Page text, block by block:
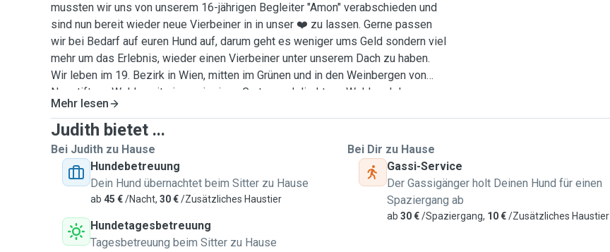
mussten wir uns von unserem 16-jährigen Begleiter "Amon" verabschieden und
sind nun bereit wieder neue Vierbeiner in in unser ❤️ zu lassen. Gerne passen
wir bei Bedarf auf euren Hund auf, darum geht es weniger ums Geld sondern viel
mehr um das Erlebnis, wieder einen Vierbeiner unter unserem Dach zu haben.
Wir leben im 19. Bezirk in Wien, mitten im Grünen und in den Weinbergen von
Neustift am Walde, mit einem riesigen Garten und direkt am Waldrand des
Wienerwaldes. Auch an meinem Arbeitsplatz im 21. Bezirk darf mich euer
Vierbeiner bei Bedarf tagsüber ins Büro begleiten. Dort darf er den ganzen Tag
bei mir sein und auch hier haben wir ein großes Areal mit viel Grünfläche.
Zusätzlich arbeite ich mindestens 1x pro Woche im Homeoffice. Euer Hund ist
auch über Nacht herzlich willkommen, darf bei uns im Schlafzimmer in einem
gemütlichen Bettchen schlafen, Spielzeug ist vorhanden und auch für
ausreichend Streichel- und Spieleinheiten wird definitiv gesorgt. Ich bin sehr
erfahren im Umgang mit Hunden und auch mein Sohn ist 6 Jahre mit Hund
aufgewachsen und geht sehr liebevoll mit Tieren jeder Art um. Achtung: euer
Mehr lesen
Judith bietet ...
Bei Judith zu Hause
Hundebetreuung
Dein Hund übernachtet beim Sitter zu Hause
ab 45 €/Nacht, 30 €/Zusätzliches Haustier
Hundetagesbetreuung
Tagesbetreuung beim Sitter zu Hause
Bei Dir zu Hause
Gassi-Service
Der Gassigänger holt Deinen Hund für einen
Spaziergang ab
ab 30 €/Spaziergang, 10 €/Zusätzliches Haustier